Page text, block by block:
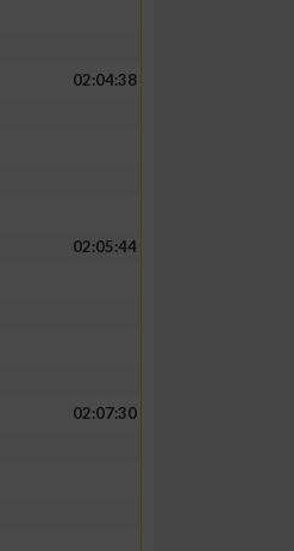
02:04:38
02:05:44
02:07:30